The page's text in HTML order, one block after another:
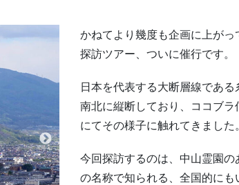
かねてより幾度も企画に上が
探訪ツアー、ついに催行です。
日本を代表する大断層線であ
南北に縦断しており、ココブ
にてその様子に触れてきました。
今回探訪するのは、中山霊園
の名称で知られる、全国的に